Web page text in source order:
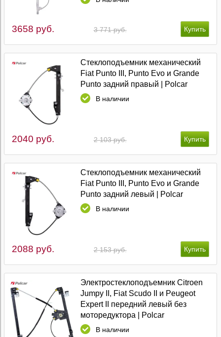
3 771 руб.
3658 руб.
Стеклоподъемник механический
Fiat Punto III, Punto Evo и Grande
Punto задний правый | Polcar
В наличии
2 103 руб.
2040 руб.
Стеклоподъемник механический
Fiat Punto III, Punto Evo и Grande
Punto задний левый | Polcar
В наличии
2 153 руб.
2088 руб.
Электростеклоподъемник Citroen
Jumpy II, Fiat Scudo II и Peugeot
Expert II передний левый без
моторедуктора | Polcar
В наличии